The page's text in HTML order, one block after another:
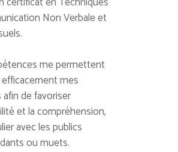
Non Verbale et
me permettent
efficacement mes
de favoriser
et la compréhension,
avec les publics
ou muets.